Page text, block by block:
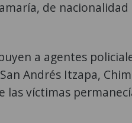
de nacionalidad
a agentes
Andrés Itzapa,
las víctimas